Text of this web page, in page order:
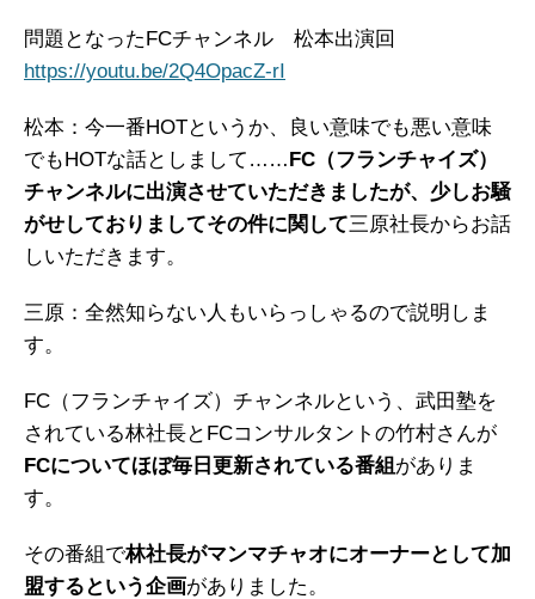
問題となったFCチャンネル 松本出演回
https://youtu.be/2Q4OpacZ-rI
松本：今一番HOTというか、良い意味でも悪い意味
でもHOTな話としまして…… FC（フランチャイズ）
チャンネルに出演させていただきましたが、少しお騒
がせしておりましてその件に関して三原社長からお話
しいただきます。
三原：全然知らない人もいらっしゃるので説明しま
す。
FC（フランチャイズ）チャンネルという、武田塾を
されている林社長とFCコンサルタントの竹村さんが
FCについてほぼ毎日更新されている番組 がありま
す。
その番組で林社長がマンマチャオにオーナーとして加
盟するという企画がありました。